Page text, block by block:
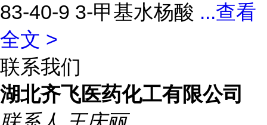
83-40-9 3-甲基水杨酸 ...查看
全文 >
联系我们
湖北齐飞医药化工有限公司